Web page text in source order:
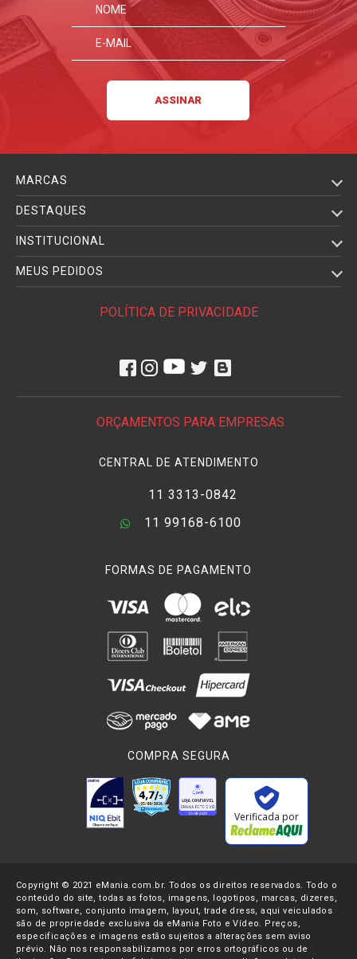
MARCAS
DESTAQUES
INSTITUCIONAL
MEUS PEDIDOS
POLÍTICA DE PRIVACIDADE
ORÇAMENTOS PARA EMPRESAS
CENTRAL DE ATENDIMENTO
11 3313-0842
11 99168-6100
FORMAS DE PAGAMENTO
COMPRA SEGURA
Verificada por
Copyright © 2021 eMania.com.br. Todos os direitos reservados. Todo o
conteúdo do site, todas as fotos, imagens, logotipos, marcas, dizeres,
som, software, conjunto imagem, layout, trade dress, aqui veiculados
são de propriedade exclusiva da eMania Foto e Vídeo. Preços,
especificações e imagens estão sujeitos a alterações sem aviso
prévio. Não nos responsabilizamos por erros ortográficos ou de